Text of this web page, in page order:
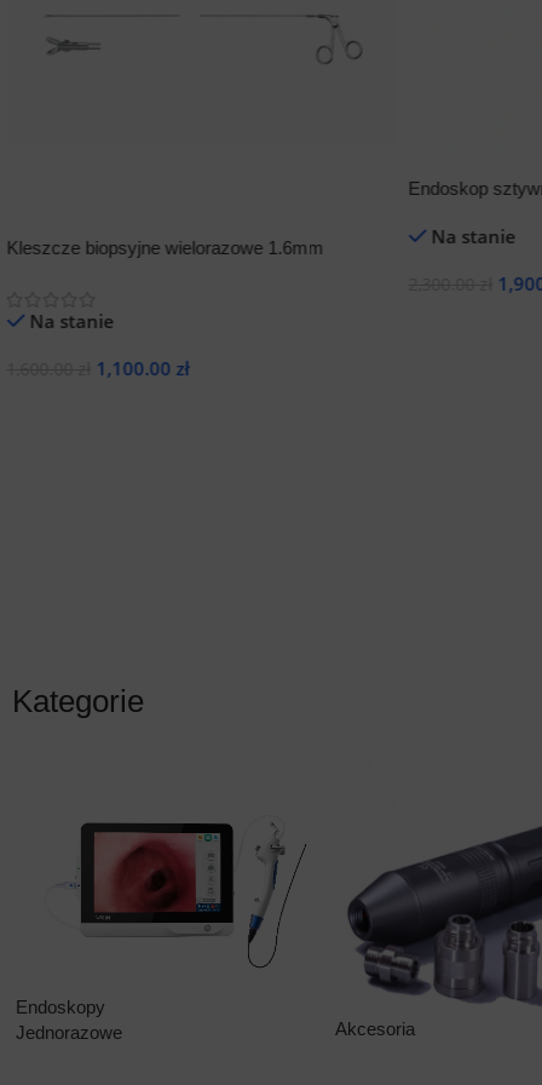
Kleszcze biopsyjne wielorazowe 1.6mm
Na stanie
1,100.00 zł
Endoskop
Na stanie
Kategorie
Endoskopy
Jednorazowe
Akcesoria